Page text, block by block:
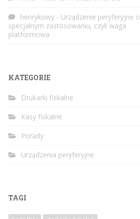
henrykowy - Urządzenie peryferyjne o
specjalnym zastosowaniu, czyli waga
platformowa
KATEGORIE
Drukarki fiskalne
Kasy fiskalne
Porady
Urządzenia peryferyjne
TAGI